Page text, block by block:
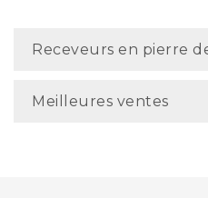
Receveurs en pierre
Meilleures ventes